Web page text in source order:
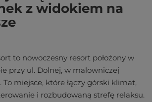
z widokiem na
to nowoczesny resort położony w
przy ul. Dolnej, w malowniczej
To miejsce, które łączy górski klimat,
i rozbudowaną strefę relaksu.